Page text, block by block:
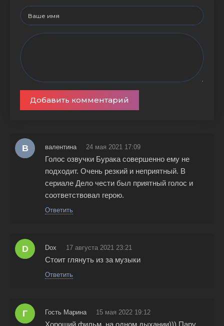
Добавить комментарий
В валентина 24 мая 2021 17:09
Голос озвучки Бурака совершенно ему не
подходит. Очень резкий и неприятный. В
сериале Дело чести был приятный голос и
соответствовал герою.
Ответить
D Dox 17 августа 2021 23:21
Стоит глянуть из за музыки
Ответить
Г Гость Марина 15 мая 2022 19:12
Хороший фильм, на одном дыхании))) Пару